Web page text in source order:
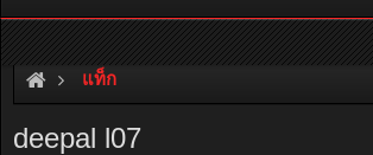
หรืออ่านรายละเอียดเพิ่มเติม ค
แท็ก
deepal l07